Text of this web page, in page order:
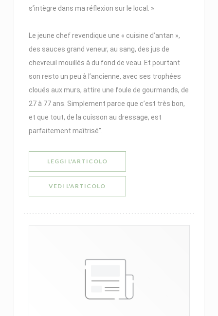
s’intègre dans ma réflexion sur le local. »
Le jeune chef revendique une « cuisine d’antan »,
des sauces grand veneur, au sang, des jus de
chevreuil mouillés à du fond de veau. Et pourtant
son resto un peu à l’ancienne, avec ses trophées
cloués aux murs, attire une foule de gourmands, de
27 à 77 ans. Simplement parce que c’est très bon,
et que tout, de la cuisson au dressage, est
parfaitement maîtrisé".
LEGGI L'ARTICOLO((APRE UNA NUOVA FINESTRA))
VEDI L'ARTICOLO